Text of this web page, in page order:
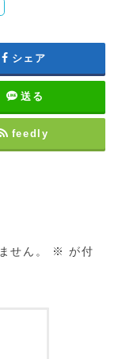
シェア
送る
feedly
せん。 ※ が付